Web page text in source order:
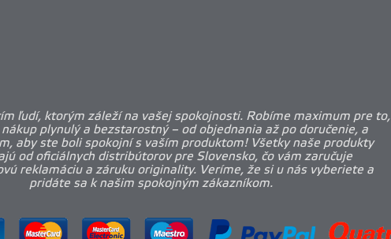
ľudí, ktorým záleží na vašej spokojnosti. Robíme maximum pre to,
plynulý a bezstarostný – od objednania až po doručenie, a
aby ste boli spokojní s vaším produktom! Všetky naše produkty
od oficiálnych distribútorov pre Slovensko, čo vám zaručuje
reklamáciu a záruku originality. Veríme, že si u nás vyberiete a
pridáte sa k našim spokojným zákazníkom.